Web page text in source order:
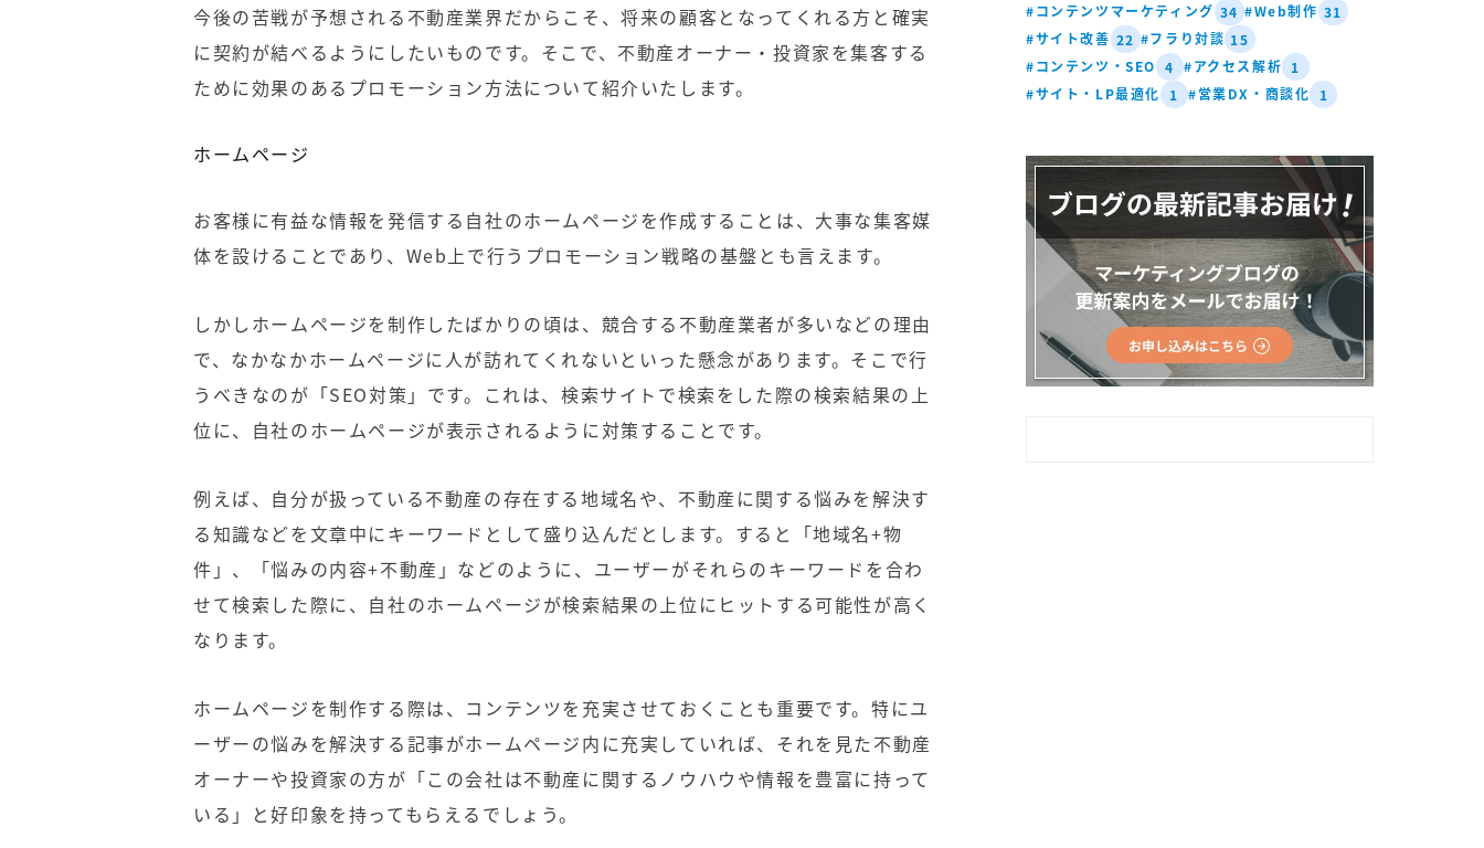
今後の苦戦が予想される不動産業界だからこそ、将来の顧客となってくれる方と確実
に契約が結べるようにしたいものです。そこで、不動産オーナー・投資家を集客する
ために効果のあるプロモーション方法について紹介いたします。
ホームページ
お客様に有益な情報を発信する自社のホームページを作成することは、大事な集客媒
体を設けることであり、Web上で行うプロモーション戦略の基盤とも言えます。
しかしホームページを制作したばかりの頃は、競合する不動産業者が多いなどの理由
で、なかなかホームページに人が訪れてくれないといった懸念があります。そこで行
うべきなのが「SEO対策」です。これは、検索サイトで検索をした際の検索結果の上
位に、自社のホームページが表示されるように対策することです。
例えば、自分が扱っている不動産の存在する地域名や、不動産に関する悩みを解決す
る知識などを文章中にキーワードとして盛り込んだとします。すると「地域名+物
件」、「悩みの内容+不動産」などのように、ユーザーがそれらのキーワードを合わ
せて検索した際に、自社のホームページが検索結果の上位にヒットする可能性が高く
なります。
ホームページを制作する際は、コンテンツを充実させておくことも重要です。特にユ
ーザーの悩みを解決する記事がホームページ内に充実していれば、それを見た不動産
オーナーや投資家の方が「この会社は不動産に関するノウハウや情報を豊富に持って
いる」と好印象を持ってもらえるでしょう。
#コンテンツマーケティング 34 #Web制作 31
#サイト改善 22 #フラり対談 15
#コンテンツ・SEO 4 #アクセス解析 1
#サイト・LP最適化
1 #営業DX・商談化 1